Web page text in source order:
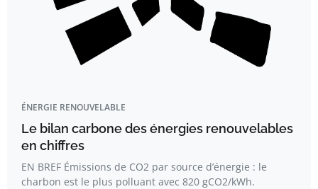
ÉNERGIE RENOUVELABLE
Le bilan carbone des énergies renouvelables
en chiffres
EN BREF Émissions de CO2 par source d’énergie : le
charbon est le plus polluant avec 820 gCO2/kWh.